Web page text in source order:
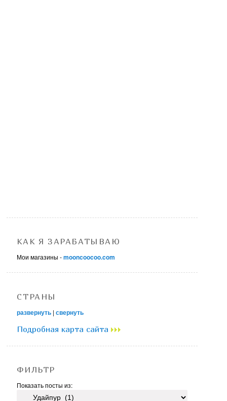
КАК Я ЗАРАБАТЫВАЮ
Мои магазины -mooncoocoo.com
СТРАНЫ
развернуть |свернуть
Подробная карта сайта
ФИЛЬТР
Показать посты из: